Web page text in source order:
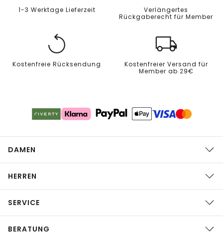
1-3 Werktage Lieferzeit
Verlängertes
Rückgaberecht für Member
Kostenfreie Rücksendung
Kostenfreier Versand für
Member ab 29€
DAMEN
HERREN
SERVICE
BERATUNG